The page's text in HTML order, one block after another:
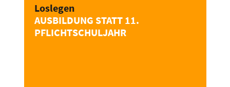
Loslegen
AUSBILDUNG STATT 11.
PFLICHTSCHULJAHR